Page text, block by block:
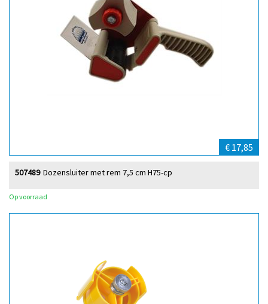
€ 17,85
Dozensluiter met rem 7,5 cm H75-cp
507489
Op voorraad